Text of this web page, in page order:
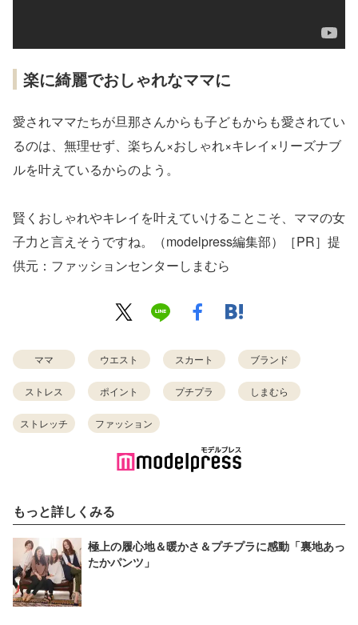
楽に綺麗でおしゃれなママに
愛されママたちが旦那さんからも子どもからも愛されてい
るのは、無理せず、楽ちん×おしゃれ×キレイ×リーズナブ
ルを叶えているからのよう。
賢くおしゃれやキレイを叶えていけることこそ、ママの女
子力と言えそうですね。（modelpress編集部）［PR］提
供元：ファッションセンターしまむら
ママ ウエスト スカート ブランド
ストレス ポイント プチプラ しまむら
ストレッチ ファッション
もっと詳しくみる
極上の履心地＆暖かさ＆プチプラに感動「裏地あっ
たかパンツ」